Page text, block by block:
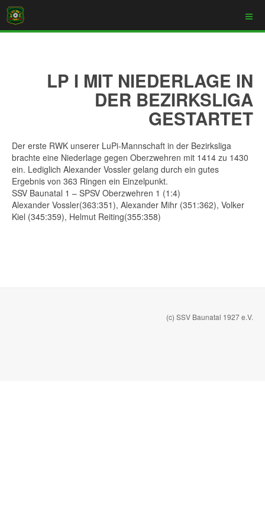
LP I MIT NIEDERLAGE IN
DER BEZIRKSLIGA
GESTARTET
Der erste RWK unserer LuPi-Mannschaft in der Bezirksliga
brachte eine Niederlage gegen Oberzwehren mit 1414 zu 1430
ein. Lediglich Alexander Vossler gelang durch ein gutes
Ergebnis von 363 Ringen ein Einzelpunkt.
SSV Baunatal 1 – SPSV Oberzwehren 1 (1:4)
Alexander Vossler(363:351), Alexander Mihr (351:362), Volker
Kiel (345:359), Helmut Reiting(355:358)
(c) SSV Baunatal 1927 e.V.